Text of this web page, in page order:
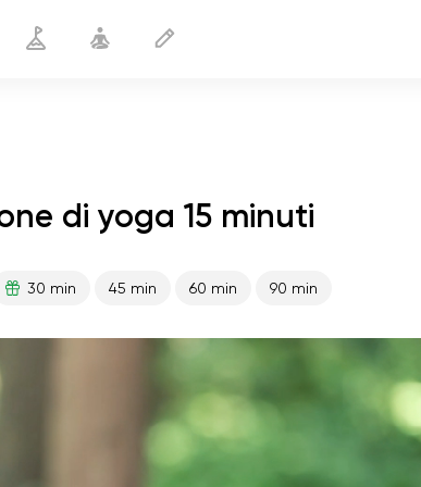
di yoga 15 minuti
30 min 45 min 60 min 90 min
01:44